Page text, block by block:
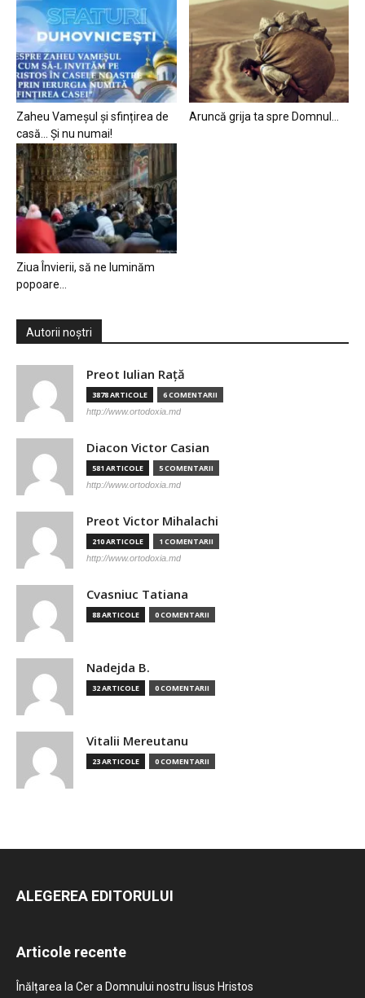
Zaheu Vameșul și sfințirea de
casă… Și nu numai!
Aruncă grija ta spre Domnul…
Ziua Învierii, să ne luminăm
popoare…
Autorii noștri
Preot Iulian Raţă
3878 ARTICOLE 6 COMENTARII
http://www.ortodoxia.md
Diacon Victor Casian
581 ARTICOLE 5 COMENTARII
http://www.ortodoxia.md
Preot Victor Mihalachi
210 ARTICOLE 1 COMENTARII
http://www.ortodoxia.md
Cvasniuc Tatiana
88 ARTICOLE 0 COMENTARII
Nadejda B.
32 ARTICOLE 0 COMENTARII
Vitalii Mereutanu
23 ARTICOLE 0 COMENTARII
ALEGEREA EDITORULUI
Articole recente
Înălțarea la Cer a Domnului nostru Iisus Hristos